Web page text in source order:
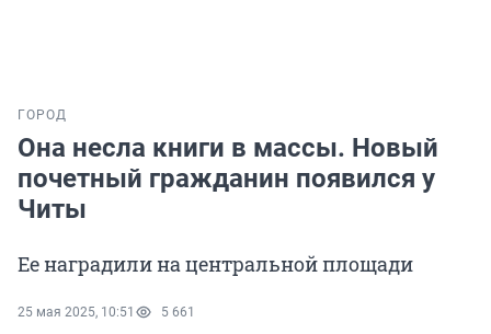
ГОРОД
Она несла книги в массы. Новый
почетный гражданин появился у
Читы
Ее наградили на центральной площади
25 мая 2025, 10:51 5 661